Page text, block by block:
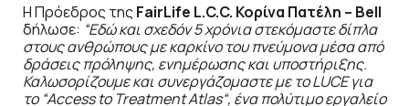
Η Πρόεδρος της FairLife L.C.C. Κορίνα Πατέλη – Bell
δήλωσε: “Εδώ και σχεδόν 5 χρόνια στεκόμαστε δίπλα
στους ανθρώπους με καρκίνο του πνεύμονα μέσα από
δράσεις πρόληψης, ενημέρωσης και υποστήριξης.
Καλωσορίζουμε και συνεργάζομαστε με τοLUCEγια
το “Access to TreatmentAtlas“, ένα πολύτιμο εργαλείο